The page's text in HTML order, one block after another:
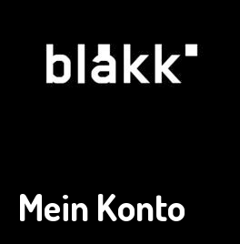
Mein Konto